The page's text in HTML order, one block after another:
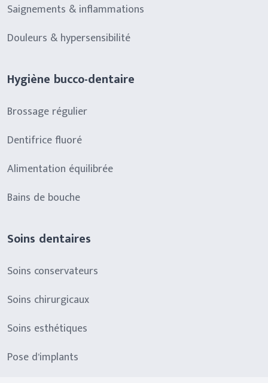
Saignements & inflammations
Douleurs & hypersensibilité
Hygiène bucco-dentaire
Brossage régulier
Dentifrice fluoré
Alimentation équilibrée
Bains de bouche
Soins dentaires
Soins conservateurs
Soins chirurgicaux
Soins esthétiques
Pose d’implants